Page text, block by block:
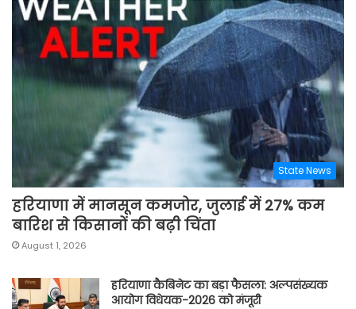
State News
हरियाणा में मानसून कमजोर, जुलाई में 27% कम
बारिश से किसानों की बढ़ी चिंता
August 1, 2026
हरियाणा कैबिनेट का बड़ा फैसला: अल्पसंख्यक
आयोग विधेयक-2026 को मंजूरी